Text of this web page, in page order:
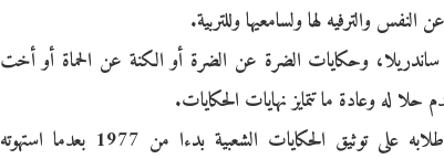
النفس والترفيه لها ولسامعيها وللتربية.
وحكايات الضرة عن الضرة أو الكنة عن الحماة أو أخت
حلا له وعادة ما تتمايز نهايات الحكايات.
وفي فلسطين، عمل كناعنة بمساعدة طلابه على توثيق الحكايات الشعبية بدءا من 1977 بعدما استهوته